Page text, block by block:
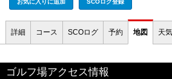
お気に入りに追加 SCOログ登録
詳細 コース SCOログ 予約 地図 天気
ゴルフ場アクセス情報